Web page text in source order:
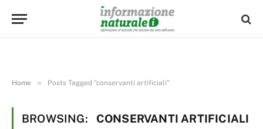
Home » Posts Tagged "conservanti artificiali"
BROWSING: CONSERVANTI ARTIFICIALI